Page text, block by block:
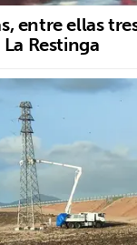
entre ellas
Restinga